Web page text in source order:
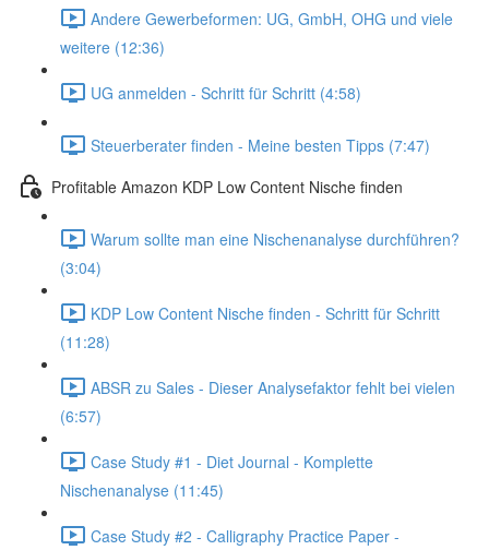
Andere Gewerbeformen: UG, GmbH, OHG und viele
weitere (12:36)
UG anmelden - Schritt für Schritt (4:58)
Steuerberater finden - Meine besten Tipps (7:47)
Profitable Amazon KDP Low Content Nische finden
Warum sollte man eine Nischenanalyse durchführen?
(3:04)
KDP Low Content Nische finden - Schritt für Schritt
(11:28)
ABSR zu Sales - Dieser Analysefaktor fehlt bei vielen
(6:57)
Case Study #1 - Diet Journal - Komplette
Nischenanalyse (11:45)
Case Study #2 - Calligraphy Practice Paper -